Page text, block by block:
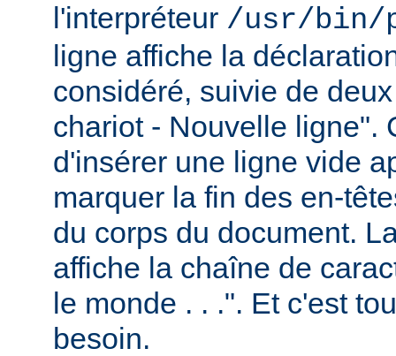
l'interpréteur /usr/bin/
ligne affiche la
considéré, suivie de
chariot - Nouvelle ligne".
d'insérer une ligne vide
marquer la fin des en-
du corps du document.
affiche la chaîne de
le monde . . .". Et c'est
besoin.